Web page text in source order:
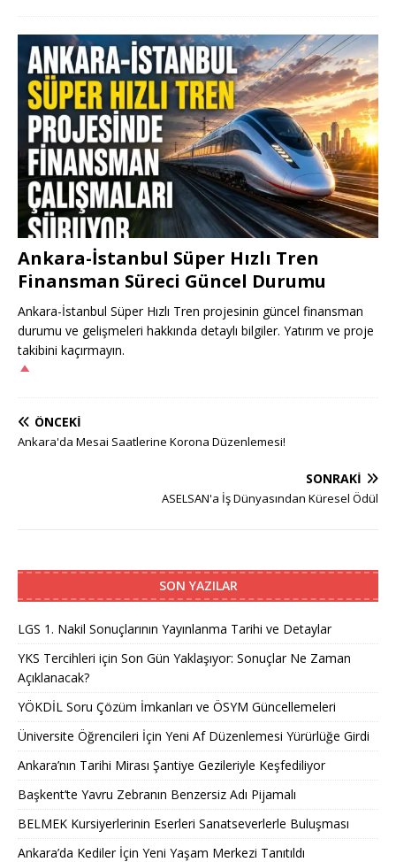
Ankara-İstanbul Süper Hızlı Tren
Finansman Süreci Güncel Durumu
Ankara-İstanbul Süper Hızlı Tren projesinin güncel finansman
durumu ve gelişmeleri hakkında detaylı bilgiler. Yatırım ve proje
takibini kaçırmayın.
ÖNCEKI
Ankara'da Mesai Saatlerine Korona Düzenlemesi!
SONRAKI
ASELSAN'a İş Dünyasından Küresel Ödül
SON YAZILAR
LGS 1. Nakil Sonuçlarının Yayınlanma Tarihi ve Detaylar
YKS Tercihleri için Son Gün Yaklaşıyor: Sonuçlar Ne Zaman
Açıklanacak?
YÖKDİL Soru Çözüm İmkanları ve ÖSYM Güncellemeleri
Üniversite Öğrencileri İçin Yeni Af Düzenlemesi Yürürlüğe Girdi
Ankara’nın Tarihi Mirası Şantiye Gezileriyle Keşfediliyor
Başkent’te Yavru Zebranın Benzersiz Adı Pijamalı
BELMEK Kursiyerlerinin Eserleri Sanatseverlerle Buluşması
Ankara’da Kediler İçin Yeni Yaşam Merkezi Tanıtıldı